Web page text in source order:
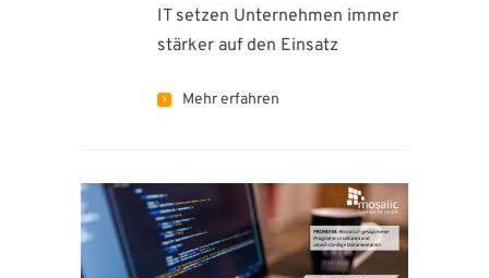
IT setzen Unternehmen immer
stärker auf den Einsatz
Mehr erfahren